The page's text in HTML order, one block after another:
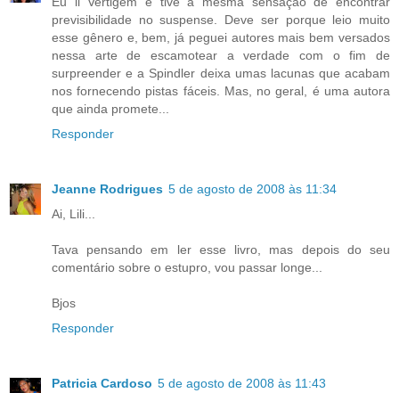
previsibilidade no suspense. Deve ser porque leio muito
esse gênero e, bem, já peguei autores mais bem versados
nessa arte de escamotear a verdade com o fim de
surpreender e a Spindler deixa umas lacunas que acabam
nos fornecendo pistas fáceis. Mas, no geral, é uma autora
que ainda promete...
Responder
Jeanne Rodrigues 5 de agosto de 2008 às 11:34
Ai, Lili...
Tava pensando em ler esse livro, mas depois do seu
comentário sobre o estupro, vou passar longe...
Bjos
Responder
Patricia Cardoso 5 de agosto de 2008 às 11:43